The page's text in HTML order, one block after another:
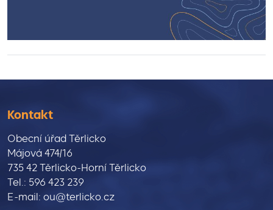
Kontakt
Obecní úřad Těrlicko
Májová 474/16
735 42 Těrlicko-Horní Těrlicko
Tel.: 596 423 239
E-mail: ou@terlicko.cz